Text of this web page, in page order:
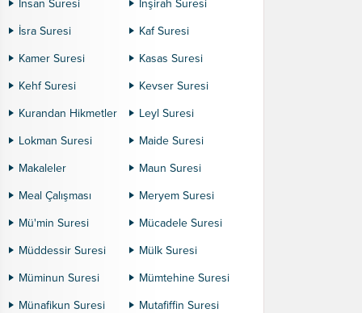
İnsan Suresi
İnşirah Suresi
İsra Suresi
Kaf Suresi
Kamer Suresi
Kasas Suresi
Kehf Suresi
Kevser Suresi
Kurandan Hikmetler
Leyl Suresi
Lokman Suresi
Maide Suresi
Makaleler
Maun Suresi
Meal Çalışması
Meryem Suresi
Mü'min Suresi
Mücadele Suresi
Müddessir Suresi
Mülk Suresi
Müminun Suresi
Mümtehine Suresi
Münafikun Suresi
Mutafiffin Suresi